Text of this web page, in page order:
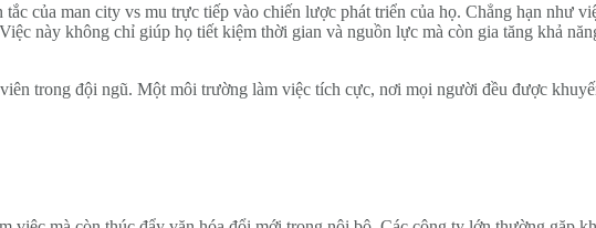
của man city vs mu trực tiếp vào chiến lược phát triển của họ. Chẳng hạn như
này không chỉ giúp họ tiết kiệm thời gian và nguồn lực mà còn gia tăng khả
trong đội ngũ. Một môi trường làm việc tích cực, nơi mọi người đều được